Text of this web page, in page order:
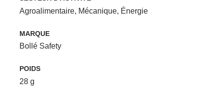
Agroalimentaire, Mécanique, Énergie
MARQUE
Bollé Safety
POIDS
28 g